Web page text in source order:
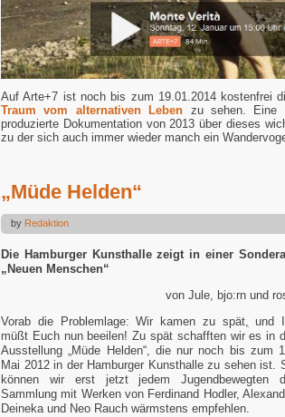
Auf Arte+7 ist noch bis zum 19.01.2014 kostenfrei
Traum vom alternativen Leben zu sehen. Eine
produzierte Dokumentation von 2013 über dieses
zu der sich auch immer wieder manch ein
„Müde Helden“
by Redaktion
Die Hamburger Kunsthalle zeigt in einer
„Neuen Menschen“
von Jule, bjo:rn und
Vorab die Problemlage: Wir kamen zu spät, und
müßt Euch nun beeilen! Zu spät schafften wir es in
Ausstellung „Müde Helden“, die nur noch bis zum
Mai 2012 in der Hamburger Kunsthalle zu sehen ist.
können wir erst jetzt jedem Jugendbewegten
Sammlung mit Werken von Ferdinand Hodler,
Deineka und Neo Rauch wärmstens empfehlen.